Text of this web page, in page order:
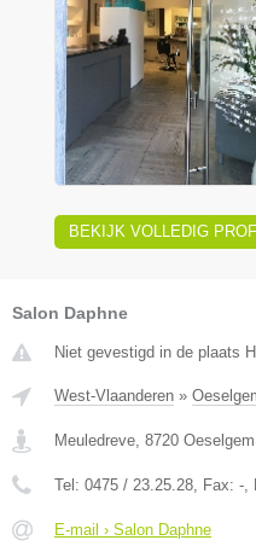
BEKIJK VOLLEDIG
Salon Daphne
Niet gevestigd in de plaats
West-Vlaanderen »
Meuledreve, 8720 Oeselgem
Tel: 0475 / 23.25.28, Fax: -,
E-mail › Salon Daphne